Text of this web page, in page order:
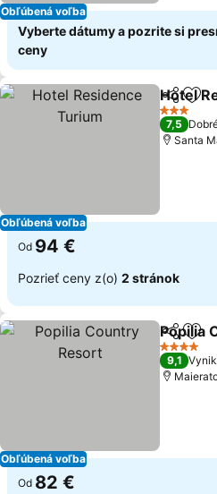
Obľúbená voľba
Vyberte dátumy a pozrite si
ceny
Obľúbená voľba
Zdieľať
Hotel
3 Počet
7,5
Santa
Od 94 €
Pozrieť ceny z(o) 2 stránok
Obľúbená voľba
Zdieľať
Popilia
4 Počet
9,1
Od 82 €